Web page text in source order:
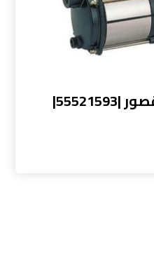
تركيب مضخات في القصور |55521593|